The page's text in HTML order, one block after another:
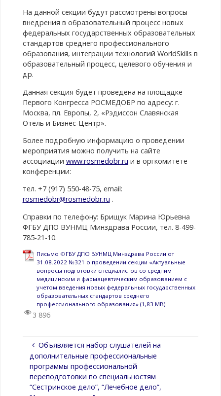
На данной секции будут рассмотрены вопросы
внедрения в образовательный процесс новых
федеральных государственных образовательных
стандартов среднего профессионального
образования, интеграции технологий WorldSkills в
образовательный процесс, целевого обучения и
др.
Данная секция будет проведена на площадке
Первого Конгресса РОСМЕДОБР по адресу: г.
Москва, пл. Европы, 2, «Рэдиссон Славянская
Отель и Бизнес-Центр».
Более подробную информацию о проведении
мероприятия можно получить на сайте
ассоциации www.rosmedobr.ru и в оргкомитете
конференции:
тел. +7 (917) 550-48-75, email:
rosmedobr@rosmedobr.ru .
Справки по телефону: Брищук Марина Юрьевна
ФГБУ ДПО ВУНМЦ Минздрава России, тел. 8-499-
785-21-10.
Письмо ФГБУ ДПО ВУНМЦ Минздрава России от
31.08.2022 №321 о проведении секции «Актуальные
вопросы подготовки специалистов со средним
медицинским и фармацевтическим образованием с
учетом введения новых федеральных государственных
образовательных стандартов среднего
профессионального образования»
3 896
Объявляется набор слушателей на
дополнительные профессиональные
программы профессиональной
переподготовки по специальностям
“Сестринское дело”, “Лечебное дело”,